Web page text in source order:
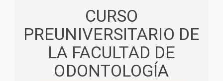
CURSO
PREUNIVERSITARIO DE
LA FACULTAD DE
ODONTOLOGÍA